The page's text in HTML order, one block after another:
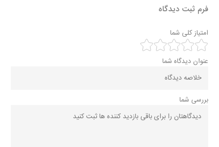
فرم ثبت دیدگاه
امتیاز کلی شما
عنوان دیدگاه شما
بررسی شما